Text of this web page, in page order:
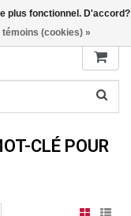
CLÉ POUR
plus fonctionnel. D'accord?
(cookies) »